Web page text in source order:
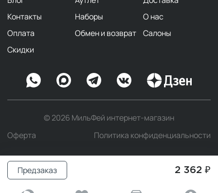
Предзаказ 2 362 ₽
Контакты
Наборы
О нас
Оплата
Обмен и возврат
Салоны
Скидки
© 2026 МильФей интернет-магазин
Оферта
Политика конфиденциальности